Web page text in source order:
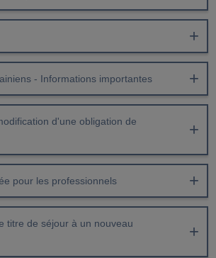
- Informations importantes
d'une obligation de
pour les professionnels
titre de séjour à un nouveau